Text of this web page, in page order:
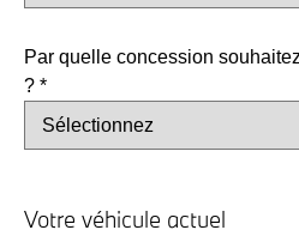
Par quelle concession
? *
Votre véhicule actuel